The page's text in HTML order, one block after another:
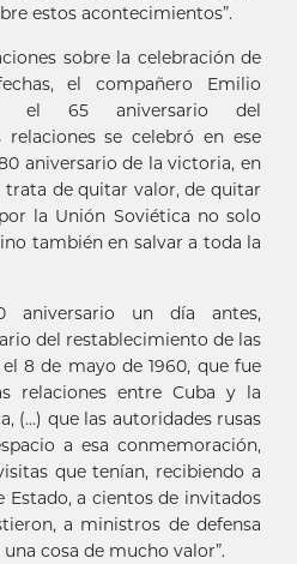
estos acontecimientos”.
sobre la celebración de
el compañero Emilio
el 65 aniversario del
se celebró en ese
aniversario de la victoria, en
trata de quitar valor, de quitar
la Unión Soviética no solo
también en salvar a toda la
aniversario un día antes,
del restablecimiento de las
8 de mayo de 1960, que fue
relaciones entre Cuba y la
(…) que las autoridades rusas
a esa conmemoración,
que tenían, recibiendo a
Estado, a cientos de invitados
a ministros de defensa
cosa de mucho valor”.